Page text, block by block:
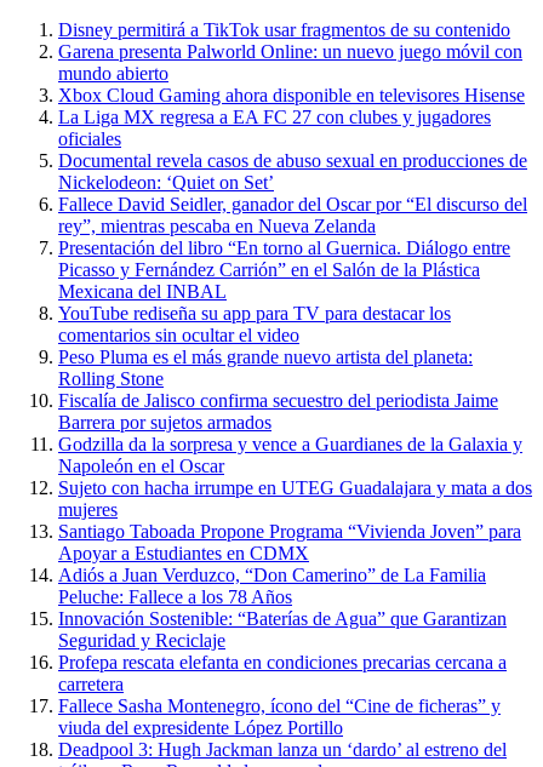
Disney permitirá a TikTok usar fragmentos de su contenido
Garena presenta Palworld Online: un nuevo juego móvil con
mundo abierto
Xbox Cloud Gaming ahora disponible en televisores Hisense
La Liga MX regresa a EA FC 27 con clubes y jugadores
oficiales
Documental revela casos de abuso sexual en producciones de
Nickelodeon: ‘Quiet on Set’
Fallece David Seidler, ganador del Oscar por “El discurso del
rey”, mientras pescaba en Nueva Zelanda
Presentación del libro “En torno al Guernica. Diálogo entre
Picasso y Fernández Carrión” en el Salón de la Plástica
Mexicana del INBAL
YouTube rediseña su app para TV para destacar los
comentarios sin ocultar el video
Peso Pluma es el más grande nuevo artista del planeta:
Rolling Stone
Fiscalía de Jalisco confirma secuestro del periodista Jaime
Barrera por sujetos armados
Godzilla da la sorpresa y vence a Guardianes de la Galaxia y
Napoleón en el Oscar
Sujeto con hacha irrumpe en UTEG Guadalajara y mata a dos
mujeres
Santiago Taboada Propone Programa “Vivienda Joven” para
Apoyar a Estudiantes en CDMX
Adiós a Juan Verduzco, “Don Camerino” de La Familia
Peluche: Fallece a los 78 Años
Innovación Sostenible: “Baterías de Agua” que Garantizan
Seguridad y Reciclaje
Profepa rescata elefanta en condiciones precarias cercana a
carretera
Fallece Sasha Montenegro, ícono del “Cine de ficheras” y
viuda del expresidente López Portillo
Deadpool 3: Hugh Jackman lanza un ‘dardo’ al estreno del